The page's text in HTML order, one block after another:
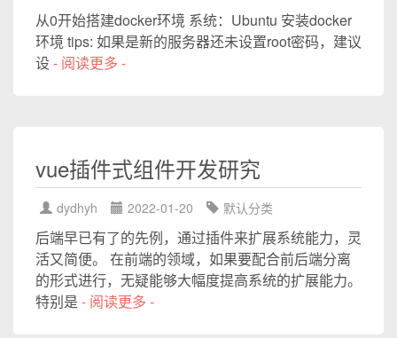
从0开始搭建docker环境 系统：Ubuntu 安装docker
环境 tips: 如果是新的服务器还未设置root密码，建议
设- 阅读更多 -
vue插件式组件开发研究
dydhyh 2022-01-20 默认分类
后端早已有了的先例，通过插件来扩展系统能力，灵
活又简便。 在前端的领域，如果要配合前后端分离
的形式进行，无疑能够大幅度提高系统的扩展能力。
特别是 - 阅读更多 -